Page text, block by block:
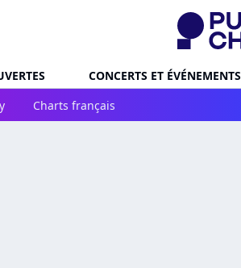
CONCERTS ET ÉVÉNEMENTS
Charts français